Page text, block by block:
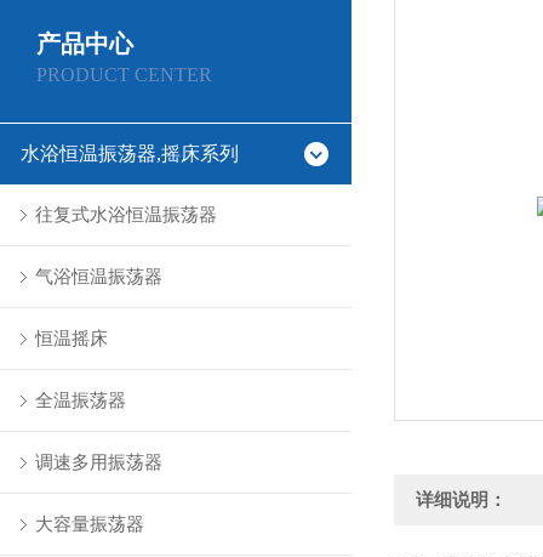
产品中心
PRODUCT CENTER
水浴恒温振荡器,摇床系列
往复式水浴恒温振荡器
气浴恒温振荡器
恒温摇床
全温振荡器
调速多用振荡器
大容量振荡器
详细说明：